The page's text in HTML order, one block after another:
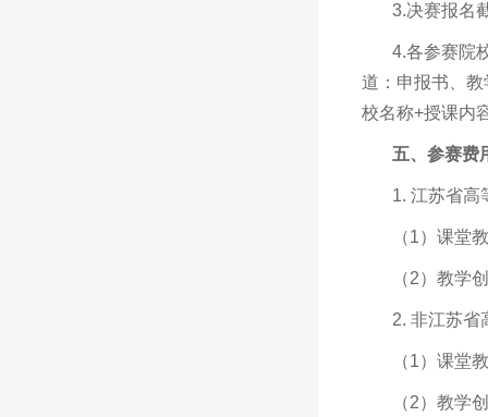
3.决赛报名
4.各参赛院
道：申报书、
校名称+授课内
五、参赛费
1. 江苏省高
（1）课堂
（2）教学
2. 非江苏省
（1）课堂
（2）教学